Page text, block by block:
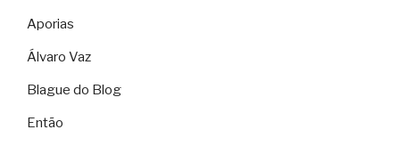
Aporias
Álvaro Vaz
Blague do Blog
Então